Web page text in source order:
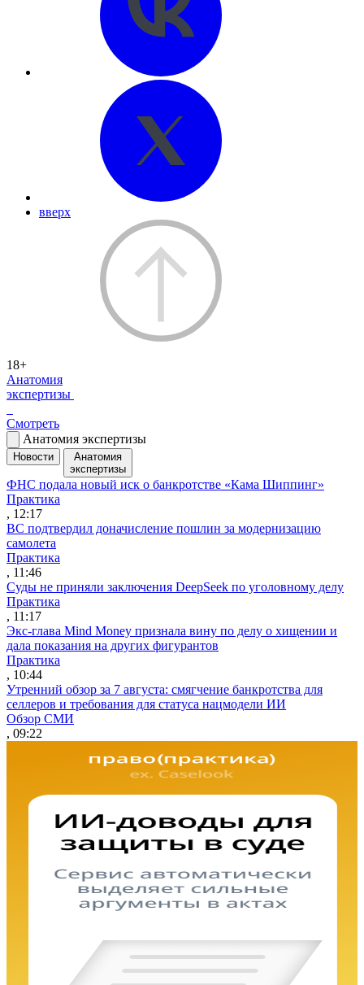
вверх
18+
Анатомия
экспертизы
Смотреть
Анатомия экспертизы
Новости
Анатомия
экспертизы
ФНС подала новый иск о банкротстве «Кама Шиппинг»
Практика
, 12:17
ВС подтвердил доначисление пошлин за модернизацию
самолета
Практика
, 11:46
Суды не приняли заключения DeepSeek по уголовному делу
Практика
, 11:17
Экс-глава Mind Money признала вину по делу о хищении и
дала показания на других фигурантов
Практика
, 10:44
Утренний обзор за 7 августа: смягчение банкротства для
селлеров и требования для статуса нацмодели ИИ
Обзор СМИ
, 09:22